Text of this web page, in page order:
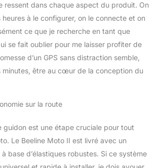
d'arrivée prévue et plus
encore, tout en un coup
d'œil. Pas de
distractions, juste des
informations claires et
que vous puissiez vous
CONDITIONS LES PLUS
que soit la météo ou à
quel point le terrain peut
être difficile, ce GPS GPS
est prêt à tous les défis.
ressent dans chaque aspect du produit. On
heures à le configurer, on le connecte et on
ce que je recherche en tant que
se fait oublier pour me laisser profiter de
d’un GPS sans distraction semble,
minutes, être au cœur de la conception du
sur la route
guidon est une étape cruciale pour tout
Le Beeline Moto II est livré avec un
base d’élastiques robustes. Si ce système